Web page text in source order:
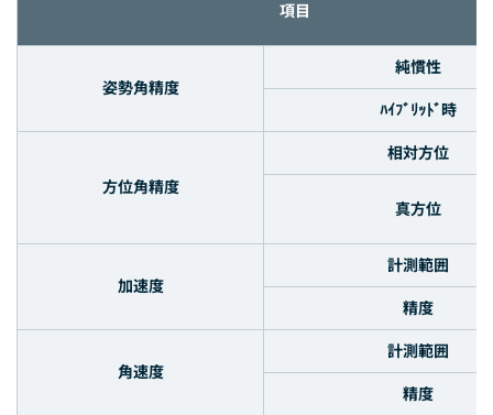
項目
姿勢角精度
純慣性
ﾊｲﾌﾞﾘｯﾄﾞ時
方位角精度
相対方位
真方位
加速度
計測範囲
精度
角速度
計測範囲
精度